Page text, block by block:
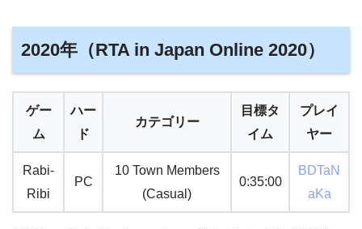
2020年（RTA in Japan Online 2020）
ゲー
ム
ハー
ド
カテゴリー
目標タ
イム
プレイ
ヤー
Rabi-
Ribi
PC
10 Town Members
(Casual)
0:35:00
BDTaN
aKa